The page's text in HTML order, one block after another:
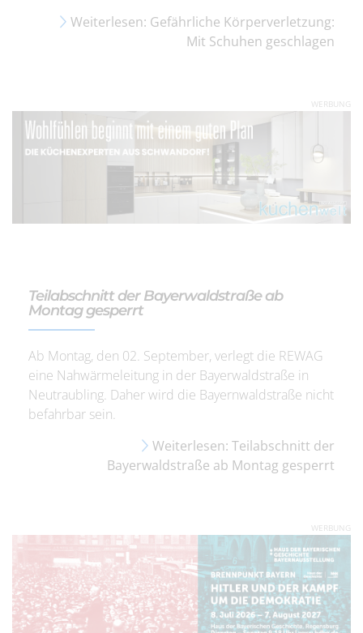
Weiterlesen: Gefährliche Körperverletzung:
Mit Schuhen geschlagen
WERBUNG
Teilabschnitt der Bayerwaldstraße ab
Montag gesperrt
Ab Montag, den 02. September, verlegt die REWAG
eine Nahwärmeleitung in der Bayerwaldstraße in
Neutraubling. Daher wird die Bayernwaldstraße nicht
befahrbar sein.
Weiterlesen: Teilabschnitt der
Bayerwaldstraße ab Montag gesperrt
WERBUNG